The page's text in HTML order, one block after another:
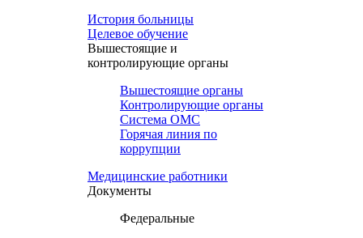
История больницы
Целевое обучение
Вышестоящие и
контролирующие органы
Вышестоящие органы
Контролирующие органы
Система ОМС
Горячая линия по
коррупции
Медицинские работники
Документы
Федеральные